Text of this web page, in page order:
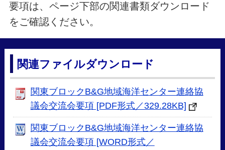
要項は、ページ下部の関連書類ダウンロード
をご確認ください。
関連ファイルダウンロード
関東ブロックB&G地域海洋センター連絡協
議会交流会要項 [PDF形式／329.28KB]
関東ブロックB&G地域海洋センター連絡協
議会交流会要項 [WORD形式／